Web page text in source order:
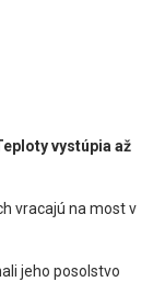
vystúpia až
vracajú na most v
jeho posolstvo